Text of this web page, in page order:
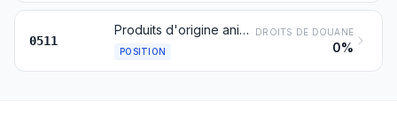
0511
Produits d'origine animale, non dénommés ni compris ailleurs; animaux morts des chapitres 1 ou 3, impropres à l'alimentation humaine
POSITION
DROITS DE DOUANE
0%